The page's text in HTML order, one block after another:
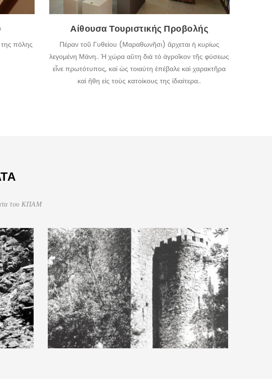
της πόλης
Αίθουσα Τουριστικής Προβολής
Πέραν τοῦ Γυθείου (Μαραθωνῆσι) ἂρχεται ἡ κυρίως
λεγομένη Μάνη.. Ἡ χώρα αὓτη διὰ τό ἀγροῖκον τῆς φύσεως
εἶνε πρωτότυπος, καί ὡς τοιαύτη ἐπέβαλε καὶ χαρακτῆρα
καὶ ἤθη εἰς τοὺς κατοίκους της ἰδιαίτερα..
εκκλησίες, σημεία αρχαιολογικού ενδιαφέροντος,
κ.α.), τα τρέχοντα πολιτιστικά δρώμενα, τις
τουριστικές επιχειρήσεις της περιοχής και τη
του ΚΠΑΜ